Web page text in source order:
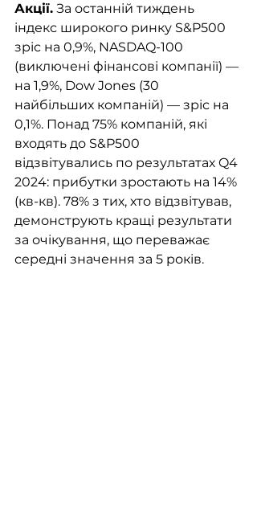
Акції. За останній тиждень
індекс широкого ринку S&P500
зріс на 0,9%, NASDAQ-100
(виключені фінансові компанії) —
на 1,9%, Dow Jones (30
найбільших компаній) — зріс на
0,1%. Понад 75% компаній, які
входять до S&P500
відзвітувались по результатах Q4
2024: прибутки зростають на 14%
(кв-кв). 78% з тих, хто відзвітував,
демонструють кращі результати
за очікування, що переважає
середні значення за 5 років.